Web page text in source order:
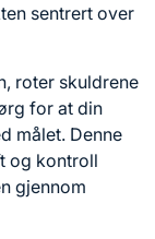
sentrert over
roter skuldrene
for at din
målet. Denne
og kontroll
gjennom